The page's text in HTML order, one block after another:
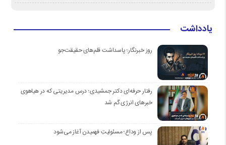
یادداشت
روز خبرنگار؛ پاسداشت قلم‌های حقیقت‌جو
رفتار حرفه‌ای دکتر جمشیدی؛ درس مدیریتی که در هیاهوی
خبرهای انرژی گم شد
پس از وداع؛ مسئولیتِ فهمیدن آغاز می‌شود